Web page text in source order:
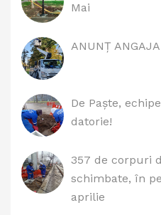
Mai
ANUNȚ
De Paște,
datorie!
357 de corpuri
schimbate, în
aprilie